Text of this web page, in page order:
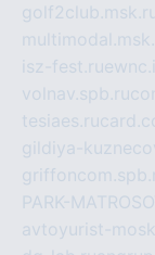
isz-fest.ru
volnav.spb.ru
tesiaes.ru
gildiya-
PARK-
avtoyurist-